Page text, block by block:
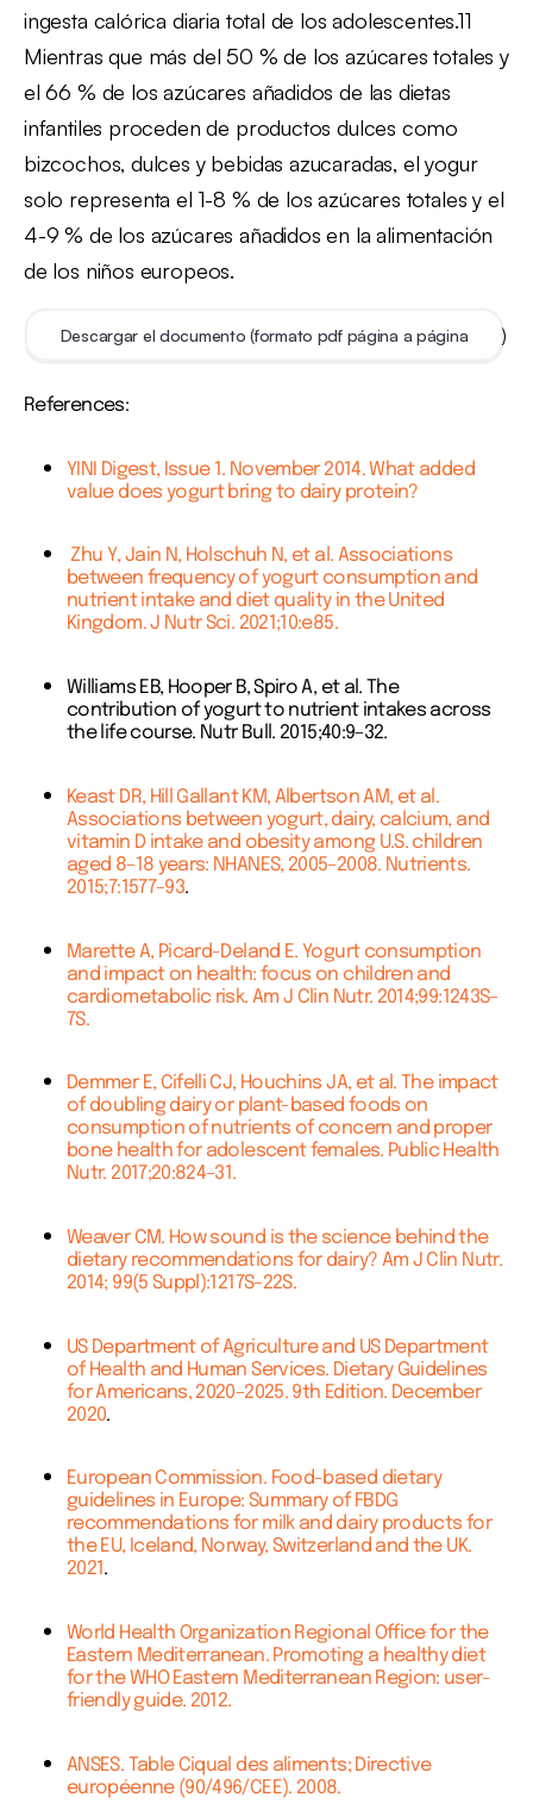
ingesta calórica diaria total de los adolescentes.11
Mientras que más del 50 % de los azúcares totales y
el 66 % de los azúcares añadidos de las dietas
infantiles proceden de productos dulces como
bizcochos, dulces y bebidas azucaradas, el yogur
solo representa el 1-8 % de los azúcares totales y el
4-9 % de los azúcares añadidos en la alimentación
de los niños europeos.
Descargar el documento (formato pdf página a página )
References:
YINI Digest, Issue 1. November 2014. What added
value does yogurt bring to dairy protein?
Zhu Y, Jain N, Holschuh N, et al. Associations
between frequency of yogurt consumption and
nutrient intake and diet quality in the United
Kingdom. J Nutr Sci. 2021;10:e85.
Williams EB, Hooper B, Spiro A, et al. The
contribution of yogurt to nutrient intakes across
the life course. Nutr Bull. 2015;40:9–32.
Keast DR, Hill Gallant KM, Albertson AM, et al.
Associations between yogurt, dairy, calcium, and
vitamin D intake and obesity among U.S. children
aged 8–18 years: NHANES, 2005–2008. Nutrients.
2015;7:1577–93.
Marette A, Picard-Deland E. Yogurt consumption
and impact on health: focus on children and
cardiometabolic risk. Am J Clin Nutr. 2014;99:1243S–
7S.
Demmer E, Cifelli CJ, Houchins JA, et al. The impact
of doubling dairy or plant-based foods on
consumption of nutrients of concern and proper
bone health for adolescent females. Public Health
Nutr. 2017;20:824–31.
Weaver CM. How sound is the science behind the
dietary recommendations for dairy? Am J Clin Nutr.
2014; 99(5 Suppl):1217S–22S.
US Department of Agriculture and US Department
of Health and Human Services. Dietary Guidelines
for Americans, 2020–2025. 9th Edition. December
2020.
European Commission. Food-based dietary
guidelines in Europe: Summary of FBDG
recommendations for milk and dairy products for
the EU, Iceland, Norway, Switzerland and the UK.
2021.
World Health Organization Regional Office for the
Eastern Mediterranean. Promoting a healthy diet
for the WHO Eastern Mediterranean Region: user-
friendly guide. 2012.
ANSES. Table Ciqual des aliments; Directive
européenne (90/496/CEE). 2008.